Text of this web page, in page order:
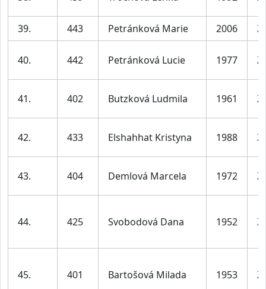
39. 443 Petránková Marie 2006 Ž
40. 442 Petránková Lucie 1977 Ž
41. 402 Butzková Ludmila 1961 Ž
42. 433 Elshahhat Kristyna 1988 Ž
43. 404 Demlová Marcela 1972 Ž
44. 425 Svobodová Dana 1952 Ž
45. 401 Bartošová Milada 1953 Ž